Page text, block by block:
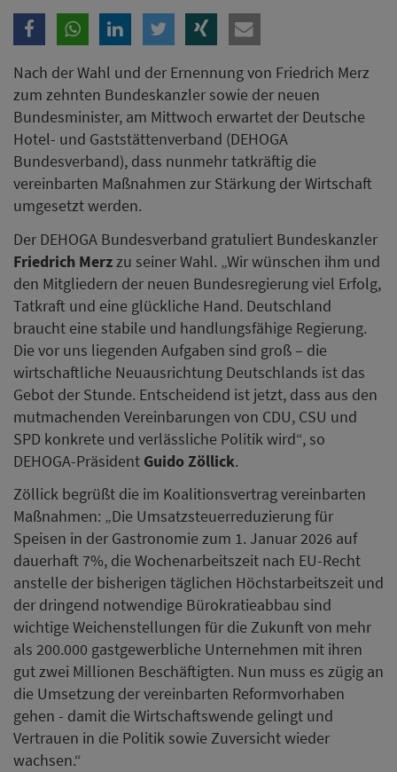
Nach der Wahl und der Ernennung von Friedrich Merz
zum zehnten Bundeskanzler sowie der neuen
Bundesminister, am Mittwoch erwartet der Deutsche
Hotel- und Gaststättenverband (DEHOGA
Bundesverband), dass nunmehr tatkräftig die
vereinbarten Maßnahmen zur Stärkung der Wirtschaft
umgesetzt werden.
Der DEHOGA Bundesverband gratuliert Bundeskanzler
Friedrich Merzzu seiner Wahl. „Wir wünschen ihm und
den Mitgliedern der neuen Bundesregierung viel Erfolg,
Tatkraft und eine glückliche Hand. Deutschland
braucht eine stabile und handlungsfähige Regierung.
Die vor uns liegenden Aufgaben sind groß – die
wirtschaftliche Neuausrichtung Deutschlands ist das
Gebot der Stunde. Entscheidend ist jetzt, dass aus den
mutmachenden Vereinbarungen von CDU, CSU und
SPD konkrete und verlässliche Politik wird“, so
DEHOGA-Präsident Guido Zöllick.
Zöllick begrüßt die im Koalitionsvertrag vereinbarten
Maßnahmen: „Die Umsatzsteuerreduzierung für
Speisen in der Gastronomie zum 1. Januar 2026 auf
dauerhaft 7%, die Wochenarbeitszeit nach EU-Recht
anstelle der bisherigen täglichen Höchstarbeitszeit und
der dringend notwendige Bürokratieabbau sind
wichtige Weichenstellungen für die Zukunft von mehr
als 200.000 gastgewerbliche Unternehmen mit ihren
gut zwei Millionen Beschäftigten. Nun muss es zügig an
die Umsetzung der vereinbarten Reformvorhaben
gehen - damit die Wirtschaftswende gelingt und
Vertrauen in die Politik sowie Zuversicht wieder
wachsen.“